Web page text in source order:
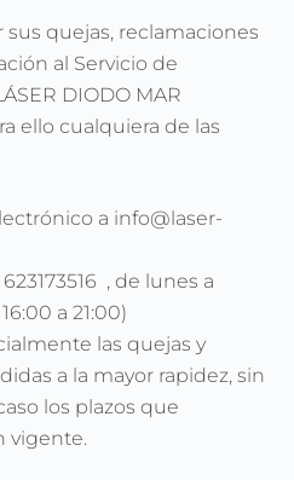
quejas, reclamaciones
al Servicio de
DIODO MAR
ello cualquiera de las
a info@laser-
, de lunes a
a 21:00)
las quejas y
a la mayor rapidez, sin
los plazos que
vigente.